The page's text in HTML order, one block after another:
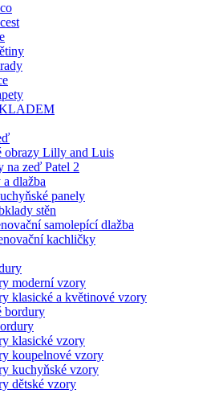
obrazy Lilly and Luis
na zeď Patel 2
dlažba
panely
stěn
samolepící dlažba
kachličky
moderní vzory
klasické a květinové vzory
bordury
klasické vzory
koupelnové vzory
kuchyňské vzory
dětské vzory